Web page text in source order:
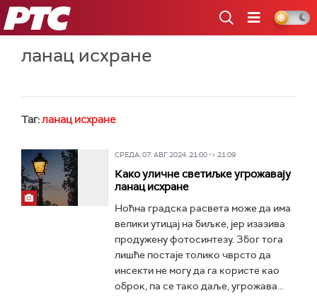
РТС
ланац исхране
Таг:ланац исхране
СРЕДА, 07. АВГ 2024, 21:00 -> 21:09
Како уличне светиљке угрожавају
ланац исхране
Ноћна градска расвета може да има
велики утицај на биљке, јер изазива
продужену фотосинтезу. Због тога
лишће постаје толико чврсто да
инсекти не могу да га користе као
оброк, па се тако даље, угрожава...